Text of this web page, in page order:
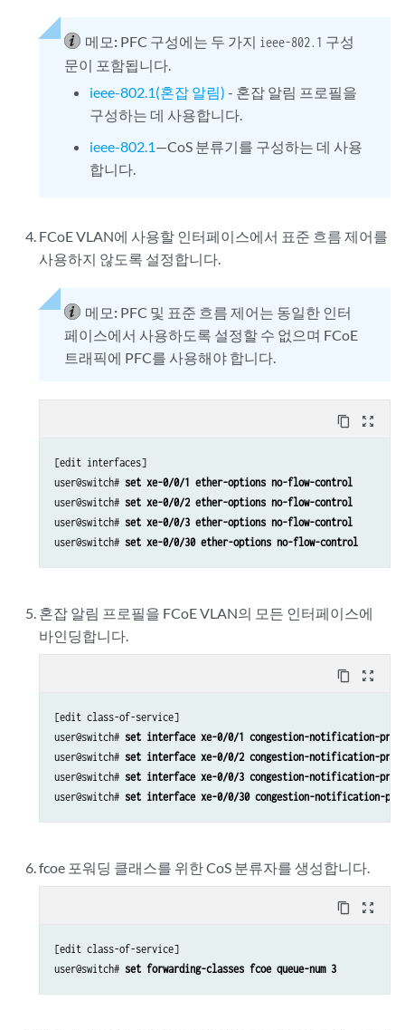
메모: PFC 구성에는 두 가지 ieee-802.1 구성
문이 포함됩니다.
ieee-802.1(혼잡 알림) - 혼잡 알림 프로필을
구성하는 데 사용합니다.
ieee-802.1—CoS 분류기를 구성하는 데 사용
합니다.
FCoE VLAN에 사용할 인터페이스에서 표준 흐름 제어를
사용하지 않도록 설정합니다.
메모: PFC 및 표준 흐름 제어는 동일한 인터
페이스에서 사용하도록 설정할 수 없으며 FCoE
트래픽에 PFC를 사용해야 합니다.
content_copy zoom_out_map
[edit interfaces]
user@switch# set xe-0/0/1 ether-options no-flow-control
user@switch# set xe-0/0/2 ether-options no-flow-control
user@switch# set xe-0/0/3 ether-options no-flow-control
user@switch# set xe-0/0/30 ether-options no-flow-control
혼잡 알림 프로필을 FCoE VLAN의 모든 인터페이스에
바인딩합니다.
content_copy zoom_out_map
[edit class-of-service]
user@switch# set interface xe-0/0/1 congestion-notification-
user@switch# set interface xe-0/0/2 congestion-notification-
user@switch# set interface xe-0/0/3 congestion-notification-
user@switch# set interface xe-0/0/30 congestion-notification-
fcoe 포워딩 클래스를 위한 CoS 분류자를 생성합니다.
content_copy zoom_out_map
[edit class-of-service]
user@switch# set forwarding-classes fcoe queue-num 3